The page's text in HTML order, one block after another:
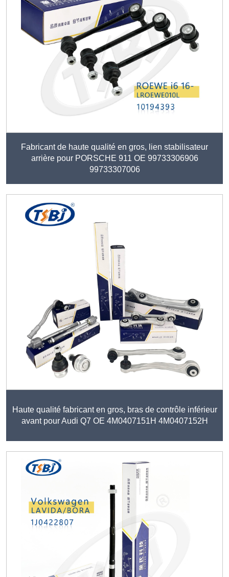
Fabricant de haute qualité en gros, lien stabilisateur
arrière pour PORSCHE 911 OE 99733306906
99733307006
Haute qualité fabricant en gros, bras de contrôle inférieur
avant pour Audi Q7 OE 4M0407151H 4M0407152H